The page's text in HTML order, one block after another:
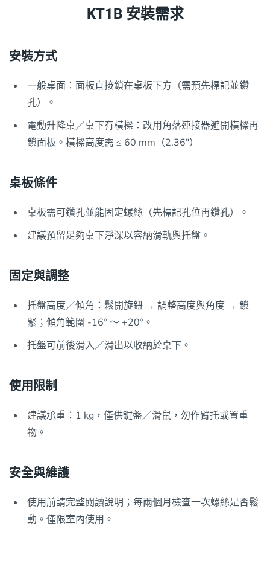
KT1B 安裝需求
安裝方式
一般桌面：面板直接鎖在桌板下方（需預先標記並鑽
孔）。
電動升降桌／桌下有橫樑：改用角落連接器避開橫樑再
鎖面板。橫樑高度需 ≤ 60 mm（2.36″）
桌板條件
桌板需可鑽孔並能固定螺絲（先標記孔位再鑽孔）。
建議預留足夠桌下淨深以容納滑軌與托盤。
固定與調整
托盤高度／傾角：鬆開旋鈕 → 調整高度與角度 → 鎖
緊；傾角範圍 -16° ～ +20°。
托盤可前後滑入／滑出以收納於桌下。
使用限制
建議承重：1 kg，僅供鍵盤／滑鼠，勿作臂托或置重
物。
安全與維護
使用前請完整閱讀說明；每兩個月檢查一次螺絲是否鬆
動。僅限室內使用。